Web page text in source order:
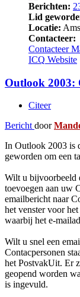
Berichten:
Lid
Locatie:
Contacteer:
Contacteer
ICQ Website
Outlook 2003:
Citeer
Bericht door
In Outlook 2003 is
geworden om een
Wilt u bijvoorbeeld
toevoegen aan uw
emailbericht naar
het venster voor
waarbij het e-
Wilt u snel een
Contacpersonen
het PostvakUit. Er
geopend worden
is ingevuld.